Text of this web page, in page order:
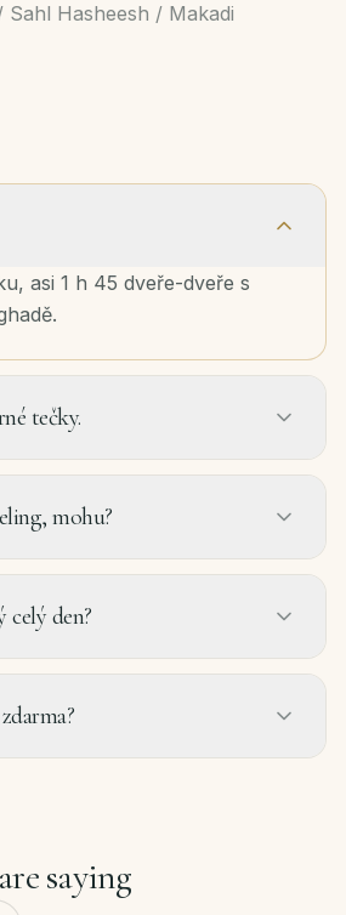
Sahl Hasheesh / Makadi
asi 1 h 45 dveře-dveře s
tečky.
mohu?
celý den?
saying